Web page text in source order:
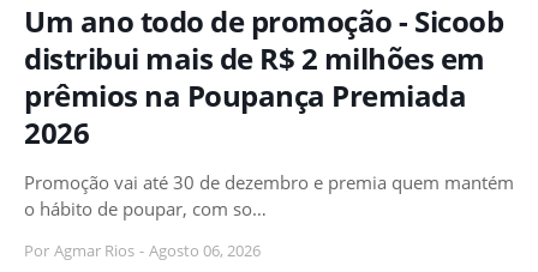
Um ano todo de promoção - Sicoob
distribui mais de R$ 2 milhões em
prêmios na Poupança Premiada
2026
Promoção vai até 30 de dezembro e premia quem mantém
o hábito de poupar, com so…
Por Agmar Rios - Agosto 06, 2026